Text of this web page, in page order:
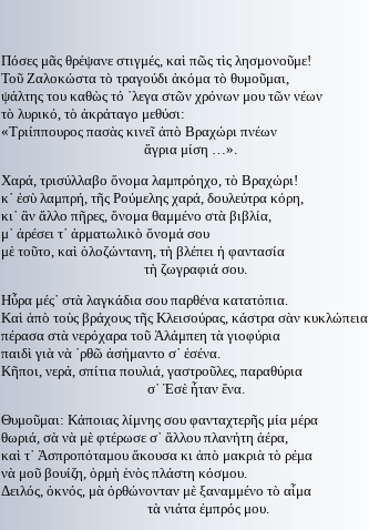
Πόσες μᾶς θρέψανε στιγμές, καὶ πῶς τὶς λησμονοῦμε!
Τοῦ Ζαλοκώστα τὸ τραγούδι ἀκόμα τὸ θυμοῦμαι,
ψάλτης του καθὼς τό ῾λεγα στῶν χρόνων μου τῶν νέων
τὸ λυρικό, τὸ ἀκράταγο μεθύσι:
«Τριίππουρος πασὰς κινεῖ ἀπὸ Βραχώρι πνέων
ἄγρια μίση …».
Χαρά, τρισύλλαβο ὄνομα λαμπρόηχο, τὸ Βραχώρι!
κ᾿ ἐσὺ λαμπρή, τῆς Ρούμελης χαρά, δουλεύτρα κόρη,
κι᾿ ἂν ἄλλο πῆρες, ὄνομα θαμμένο στὰ βιβλία,
μ᾿ ἀρέσει τ᾿ ἀρματωλικὸ ὄνομά σου
μὲ τοῦτο, καὶ ὁλοζώντανη, τὴ βλέπει ἡ φαντασία
τὴ ζωγραφιά σου.
Ηὗρα μές᾿ στὰ λαγκάδια σου παρθένα κατατόπια.
Καὶ ἀπὸ τοὺς βράχους τῆς Κλεισούρας, κάστρα σὰν κυκλώπεια
πέρασα στὰ νερόχαρα τοῦ Ἀλάμπεη τὰ γιοφύρια
παιδὶ γιὰ νὰ ῾ρθῶ ἀσήμαντο σ᾿ ἐσένα.
Κῆποι, νερά, σπίτια πουλιά, γαστροῦλες, παραθύρια
σ᾿ Ἐσὲ ἦταν ἕνα.
Θυμοῦμαι: Κάποιας λίμνης σου φανταχτερῆς μία μέρα
θωριά, σὰ νὰ μὲ φτέρωσε σ᾿ ἄλλου πλανήτη ἀέρα,
καὶ τ᾿ Ἀσπροπόταμου ἄκουσα κι ἀπὸ μακριὰ τὸ ρέμα
νὰ μοῦ βουίζη, ὁρμὴ ἑνὸς πλάστη κόσμου.
Δειλός, ὀκνός, μὰ ὀρθώνονταν μὲ ξαναμμένο τὸ αἷμα
τὰ νιάτα ἐμπρός μου.